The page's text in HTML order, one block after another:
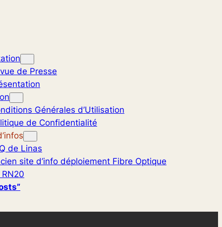
de Presse
Générales d’Utilisation
de Confidentialité
de Linas
site d’info déploiement Fibre Optique
RN20